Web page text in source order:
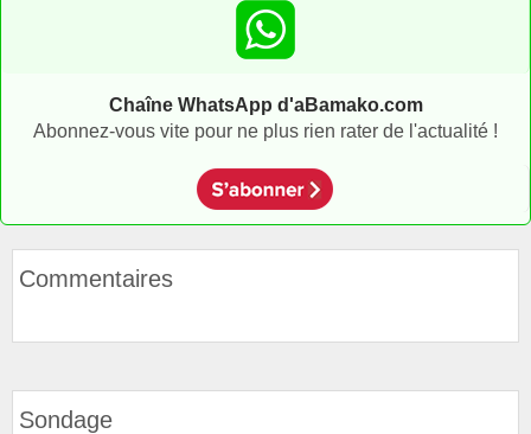
Chaîne WhatsApp d'aBamako.com
Abonnez-vous vite pour ne plus rien rater de l'actualité !
Commentaires
Sondage